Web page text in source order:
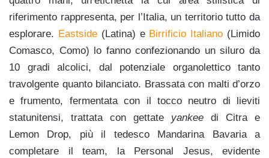
riferimento rappresenta, per l’Italia, un territorio tutto da
esplorare. Eastside(Latina) e Birrificio Italiano (Limido
Comasco, Como) lo fanno confezionando un siluro da
10 gradi alcolici, dal potenziale organolettico tanto
travolgente quanto bilanciato. Brassata con malti d’orzo
e frumento, fermentata con il tocco neutro di lieviti
statunitensi, trattata con gettate yankee di Citra e
Lemon Drop, più il tedesco Mandarina Bavaria a
completare il team, la Personal Jesus, evidente